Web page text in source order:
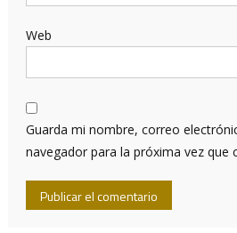
Web
Guarda mi nombre, correo
navegador para la próxima vez que